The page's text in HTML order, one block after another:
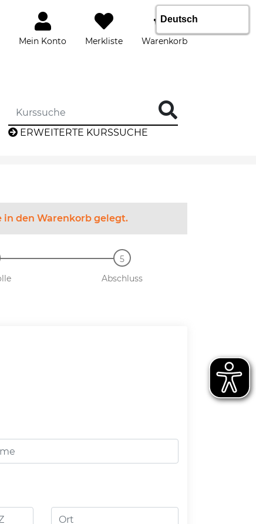
Mein Konto Merkliste Warenkorb
1
ERWEITERTE KURSSUCHE
in den Warenkorb gelegt.
Abschluss
Ort